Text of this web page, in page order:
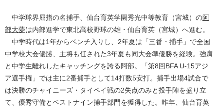
中学球界屈指の名捕手、仙台育英学園秀光中等教育（宮城）の阿
部大夢は内部進学で東北高校野球の雄・仙台育英（宮城）へ進む。
中学時代は1年からベンチ入りし、2年夏は「三番・捕手」で全国
中学校大会優勝、主将も任された3年夏も同大会準優勝を経験。強肩
と中学生離れしたキャッチングを誇る阿部。「第8回BFA U-15アジ
ア選手権」では主に2番捕手として14打数5安打。捕手出場4試合で
は決勝のチャイニーズ・タイペイ戦の2失点のみと投手陣を盛り立
て、優秀守備とベストナイン捕手部門を獲得した。昨年、仙台育英